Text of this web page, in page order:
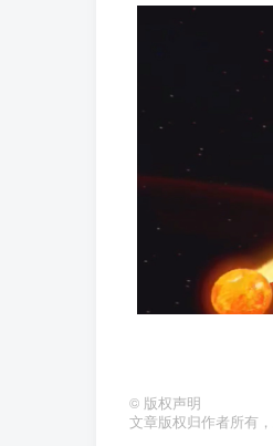
© 版权声明
文章版权归作者所有